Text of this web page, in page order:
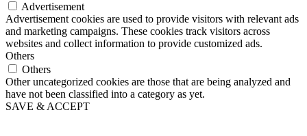
Advertisement
Advertisement cookies are used to provide visitors with relevant ads
and marketing campaigns. These cookies track visitors across
websites and collect information to provide customized ads.
Others
Others
Other uncategorized cookies are those that are being analyzed and
have not been classified into a category as yet.
SAVE & ACCEPT